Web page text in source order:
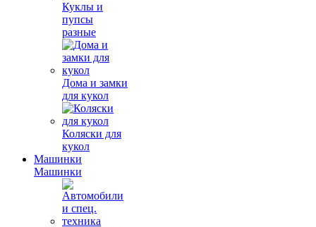
Куклы и
пупсы
разные
Дома и замки
для кукол
Коляски для
кукол
Машинки
Машинки